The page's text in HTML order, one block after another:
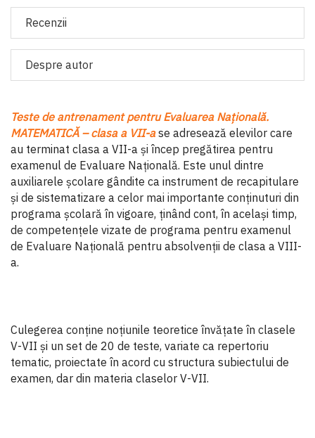
Recenzii
Despre autor
Teste de antrenament pentru Evaluarea Națională.
MATEMATICĂ – clasa a VII-a se adresează elevilor care
au terminat clasa a VII-a și încep pregătirea pentru
examenul de Evaluare Națională. Este unul dintre
auxiliarele școlare gândite ca instrument de recapitulare
și de sistematizare a celor mai importante conținuturi din
programa școlară în vigoare, ţinând cont, în același timp,
de competenţele vizate de programa pentru examenul
de Evaluare Națională pentru absolvenţii de clasa a VIII-
a.
Culegerea conține noțiunile teoretice învățate în clasele
V-VII și un set de 20 de teste, variate ca repertoriu
tematic, proiectate în acord cu structura subiectului de
examen, dar din materia claselor V-VII.